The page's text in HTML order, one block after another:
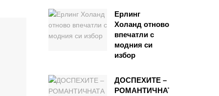
Ерлинг
Холанд отново
впечатли с
модния си
избор
ДОСПЕХИТЕ –
РОМАНТИЧНАТА